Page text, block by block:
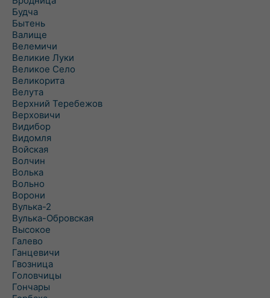
Будча
Бытень
Валище
Велемичи
Великие Луки
Великое Село
Великорита
Велута
Верхний Теребежов
Верховичи
Видибор
Видомля
Войская
Волчин
Волька
Вольно
Ворони
Вулька-2
Вулька-Обровская
Высокое
Галево
Ганцевичи
Гвозница
Головчицы
Гончары